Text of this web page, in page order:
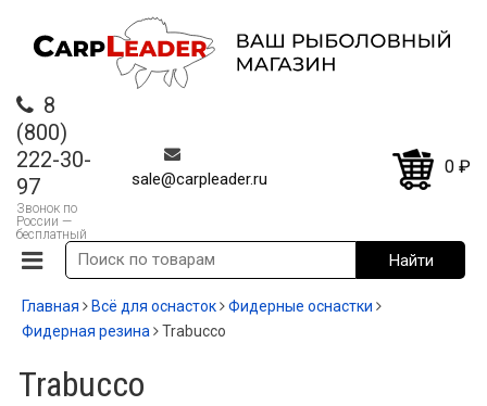
8
(800)
222-30-
97
Звонок по
России —
бесплатный
sale@carpleader.ru
0 ₽
Главная Всё для оснасток
Фидерные оснастки
Фидерная резина
Trabucco
Trabucco